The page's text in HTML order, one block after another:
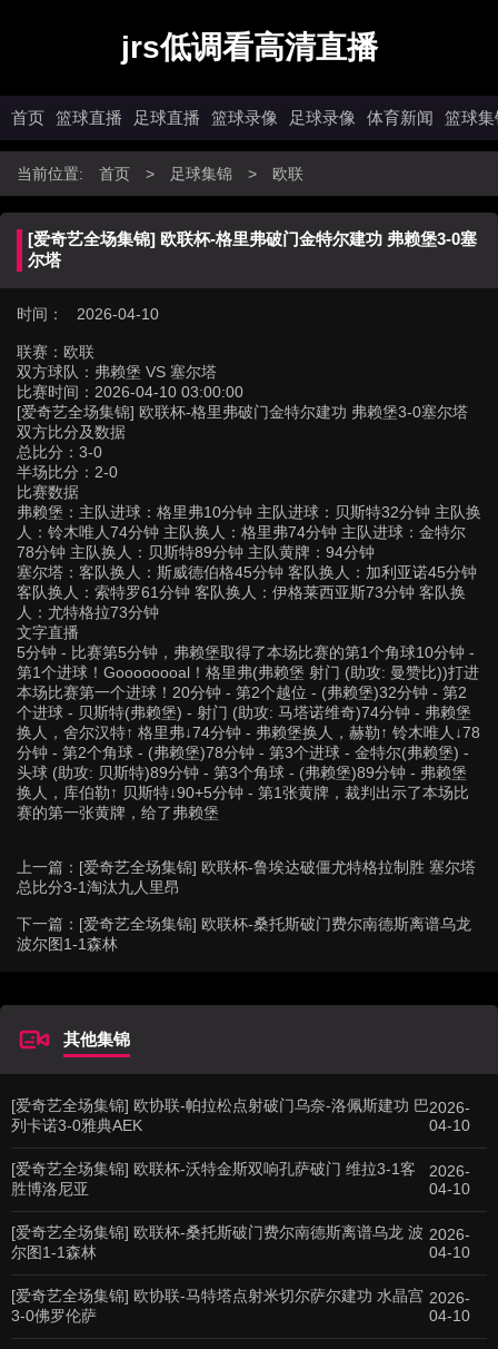
jrs低调看高清直播
首页 篮球直播 足球直播 篮球录像 足球录像 体育新闻 篮球集
当前位置: 首页 > 足球集锦 > 欧联
[爱奇艺全场集锦] 欧联杯-格里弗破门金特尔建功 弗赖堡3-0塞
尔塔
时间： 2026-04-10
联赛： 欧联
双方球队： 弗赖堡 VS 塞尔塔
比赛时间： 2026-04-10 03:00:00
[爱奇艺全场集锦] 欧联杯-格里弗破门金特尔建功 弗赖堡3-0塞尔塔
双方比分及数据
总比分：3-0
半场比分：2-0
比赛数据
弗赖堡：主队进球：格里弗10分钟 主队进球：贝斯特32分钟 主队换
人：铃木唯人74分钟 主队换人：格里弗74分钟 主队进球：金特尔
78分钟 主队换人：贝斯特89分钟 主队黄牌：94分钟
塞尔塔：客队换人：斯威德伯格45分钟 客队换人：加利亚诺45分钟
客队换人：索特罗61分钟 客队换人：伊格莱西亚斯73分钟 客队换
人：尤特格拉73分钟
文字直播
5分钟 - 比赛第5分钟，弗赖堡取得了本场比赛的第1个角球10分钟 -
第1个进球！Goooooooal！格里弗(弗赖堡 射门 (助攻: 曼赞比))打进
本场比赛第一个进球！20分钟 - 第2个越位 - (弗赖堡)32分钟 - 第2
个进球 - 贝斯特(弗赖堡) - 射门 (助攻: 马塔诺维奇)74分钟 - 弗赖堡
换人，舍尔汉特↑ 格里弗↓74分钟 - 弗赖堡换人，赫勒↑ 铃木唯人↓78
分钟 - 第2个角球 - (弗赖堡)78分钟 - 第3个进球 - 金特尔(弗赖堡) -
头球 (助攻: 贝斯特)89分钟 - 第3个角球 - (弗赖堡)89分钟 - 弗赖堡
换人，库伯勒↑ 贝斯特↓90+5分钟 - 第1张黄牌，裁判出示了本场比
赛的第一张黄牌，给了弗赖堡
上一篇： [爱奇艺全场集锦] 欧联杯-鲁埃达破僵尤特格拉制胜 塞尔塔
总比分3-1淘汰九人里昂
下一篇： [爱奇艺全场集锦] 欧联杯-桑托斯破门费尔南德斯离谱乌龙
波尔图1-1森林
其他集锦
[爱奇艺全场集锦] 欧协联-帕拉松点射破门乌奈-洛佩斯建功 巴
列卡诺3-0雅典AEK
2026-
04-10
[爱奇艺全场集锦] 欧联杯-沃特金斯双响孔萨破门 维拉3-1客
胜博洛尼亚
2026-
04-10
[爱奇艺全场集锦] 欧联杯-桑托斯破门费尔南德斯离谱乌龙 波
尔图1-1森林
2026-
04-10
[爱奇艺全场集锦] 欧协联-马特塔点射米切尔萨尔建功 水晶宫
3-0佛罗伦萨
2026-
04-10